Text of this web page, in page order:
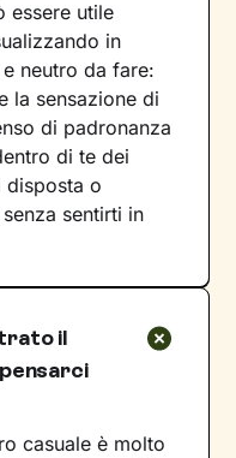
essere utile
in
neutro da fare:
la sensazione di
di padronanza
di te dei
disposta o
sentirti in
il
casuale è molto